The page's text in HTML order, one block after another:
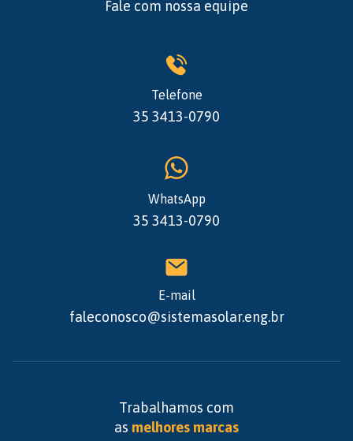
Fale com nossa equipe
Telefone
35 3413-0790
WhatsApp
35 3413-0790
E-mail
faleconosco@sistemasolar.eng.br
Trabalhamos com
as melhores marcas